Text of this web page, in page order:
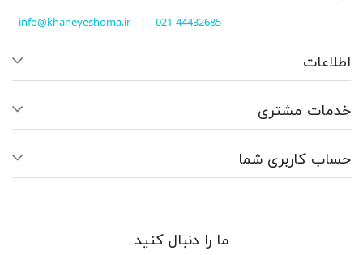
info@khaneyeshoma.ir¦ 021-44432685
اطلاعات
خدمات مشتری
حساب کاربری شما
ما را دنبال کنید